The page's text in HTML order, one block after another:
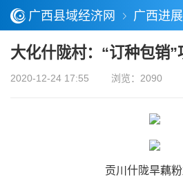
广西县域经济网 广西进展
大化什陇村：“订种包销
2020-12-24 17:55 浏览：2090
贡川什陇旱藕